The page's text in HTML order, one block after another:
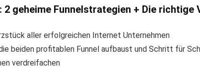
2 geheime Funnelstrategien + Die
aller erfolgreichen Internet Unternehmen
beiden profitablen Funnel aufbaust und Schritt für
verdreifachen